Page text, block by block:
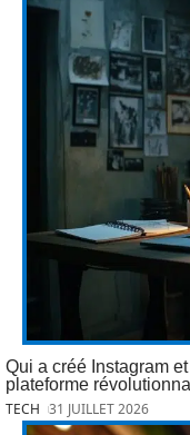
Qui a créé Instagram
plateforme
TECH 31 JUILLET 2026